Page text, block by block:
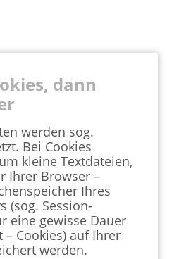
dann
werden sog.
Bei Cookies
kleine Textdateien,
Ihrer Browser –
Ihres
(sog. Session-
eine gewisse Dauer
Cookies) auf Ihrer
werden.